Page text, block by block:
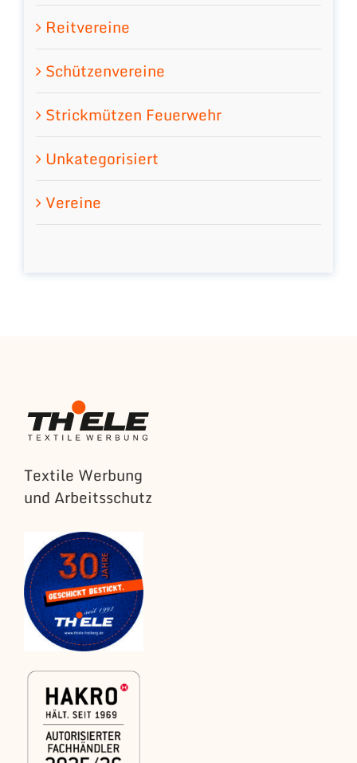
Reitvereine
Schützenvereine
Strickmützen Feuerwehr
Unkategorisiert
Vereine
Textile Werbung
und Arbeitsschutz